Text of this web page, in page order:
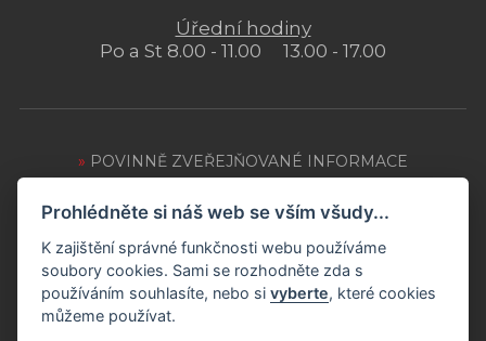
Úřední hodiny
Po a St 8.00 - 11.00 13.00 - 17.00
» POVINNĚ ZVEŘEJŇOVANÉ INFORMACE
»
ZPRACOVÁNÍ COOKIES
»PŘÍSTUPNOST WEBU
Prohlédněte si náš web se vším všudy...
K zajištění správné funkčnosti webu používáme
soubory cookies. Sami se rozhodněte zda s
používáním souhlasíte, nebo sivyberte, které cookies
můžeme používat.